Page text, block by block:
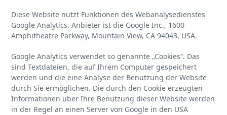
Diese Website nutzt Funktionen des Webanalysedienstes
Google Analytics. Anbieter ist die Google Inc., 1600
Amphitheatre Parkway, Mountain View, CA 94043, USA.
Google Analytics verwendet so genannte „Cookies“. Das
sind Textdateien, die auf Ihrem Computer gespeichert
werden und die eine Analyse der Benutzung der Website
durch Sie ermöglichen. Die durch den Cookie erzeugten
Informationen über Ihre Benutzung dieser Website werden
in der Regel an einen Server von Google in den USA